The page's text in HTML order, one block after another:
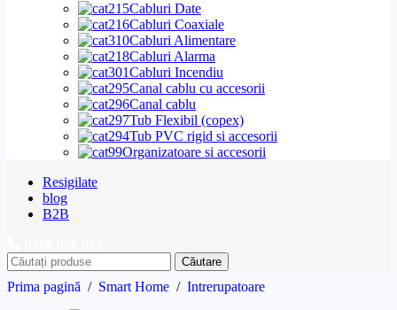
Cabluri Date
Cabluri Coaxiale
Cabluri Alimentare
Cabluri Alarma
Cabluri Incendiu
Canal cablu cu accesorii
Canal cablu
Tub Flexibil (copex)
Tub PVC rigid si accesorii
Organizatoare si accesorii
Resigilate
blog
B2B
Căutare
Prima pagină / Smart Home / Intrerupatoare